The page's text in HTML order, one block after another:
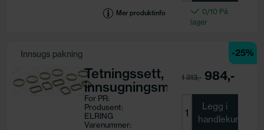
Motorkode:Mer produktinfo
0/10 På
lager
-25%
Innsugs pakning
Tetningssett,
innsugningsmanifold
For PR:
Produsent:
ELRING
Varenummer:
1 313,- 984,-
Legg i
handlekurv